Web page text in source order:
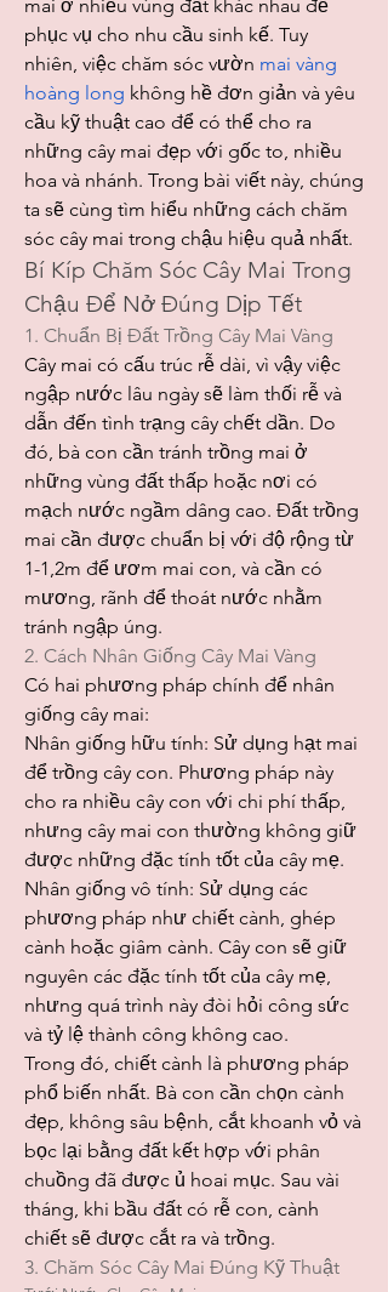
mai ở nhiều vùng đất khác nhau để
phục vụ cho nhu cầu sinh kế. Tuy
nhiên, việc chăm sóc vườn mai vàng
hoàng long không hề đơn giản và yêu
cầu kỹ thuật cao để có thể cho ra
những cây mai đẹp với gốc to, nhiều
hoa và nhánh. Trong bài viết này, chúng
ta sẽ cùng tìm hiểu những cách chăm
sóc cây mai trong chậu hiệu quả nhất.
Bí Kíp Chăm Sóc Cây Mai Trong
Chậu Để Nở Đúng Dịp Tết
1. Chuẩn Bị Đất Trồng Cây Mai Vàng
Cây mai có cấu trúc rễ dài, vì vậy việc
ngập nước lâu ngày sẽ làm thối rễ và
dẫn đến tình trạng cây chết dần. Do
đó, bà con cần tránh trồng mai ở
những vùng đất thấp hoặc nơi có
mạch nước ngầm dâng cao. Đất trồng
mai cần được chuẩn bị với độ rộng từ
1-1,2m để ươm mai con, và cần có
mương, rãnh để thoát nước nhằm
tránh ngập úng.
2. Cách Nhân Giống Cây Mai Vàng
Có hai phương pháp chính để nhân
giống cây mai:
Nhân giống hữu tính: Sử dụng hạt mai
để trồng cây con. Phương pháp này
cho ra nhiều cây con với chi phí thấp,
nhưng cây mai con thường không giữ
được những đặc tính tốt của cây mẹ.
Nhân giống vô tính: Sử dụng các
phương pháp như chiết cành, ghép
cành hoặc giâm cành. Cây con sẽ giữ
nguyên các đặc tính tốt của cây mẹ,
nhưng quá trình này đòi hỏi công sức
và tỷ lệ thành công không cao.
Trong đó, chiết cành là phương pháp
phổ biến nhất. Bà con cần chọn cành
đẹp, không sâu bệnh, cắt khoanh vỏ và
bọc lại bằng đất kết hợp với phân
chuồng đã được ủ hoai mục. Sau vài
tháng, khi bầu đất có rễ con, cành
chiết sẽ được cắt ra và trồng.
3. Chăm Sóc Cây Mai Đúng Kỹ Thuật